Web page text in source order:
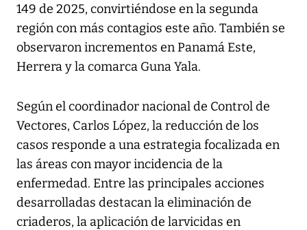
149 de 2025, convirtiéndose en la segunda
región con más contagios este año. También se
observaron incrementos en Panamá Este,
Herrera y la comarca Guna Yala.
Según el coordinador nacional de Control de
Vectores, Carlos López, la reducción de los
casos responde a una estrategia focalizada en
las áreas con mayor incidencia de la
enfermedad. Entre las principales acciones
desarrolladas destacan la eliminación de
criaderos, la aplicación de larvicidas en